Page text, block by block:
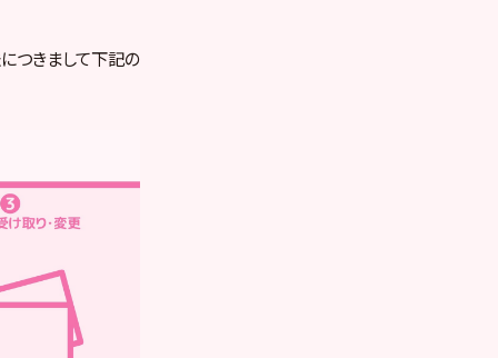
つきまして下記の